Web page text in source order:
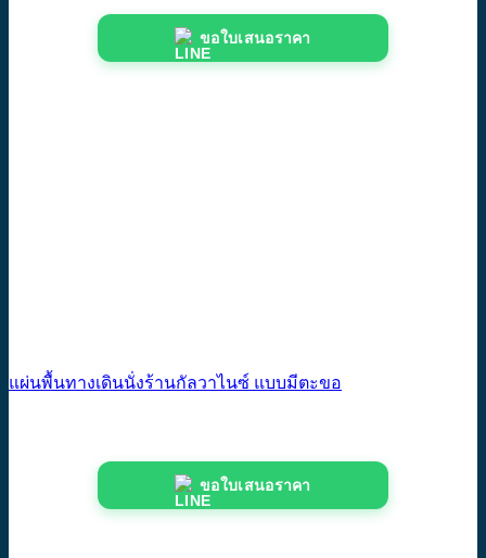
ขอใบเสนอราคา
แผ่นพื้นทางเดินนั่งร้านกัลวาไนซ์ แบบมีตะขอ
ขอใบเสนอราคา